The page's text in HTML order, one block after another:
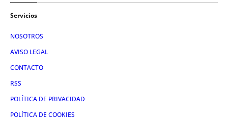
Servicios
NOSOTROS
AVISO LEGAL
CONTACTO
RSS
POLÍTICA DE PRIVACIDAD
POLÍTICA DE COOKIES